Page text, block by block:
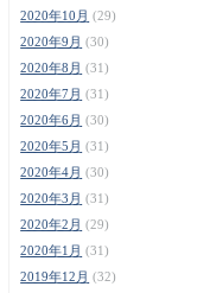
2020年10月 (29)
2020年9月 (30)
2020年8月 (31)
2020年7月 (31)
2020年6月 (30)
2020年5月 (31)
2020年4月 (30)
2020年3月 (31)
2020年2月 (29)
2020年1月 (31)
2019年12月 (32)